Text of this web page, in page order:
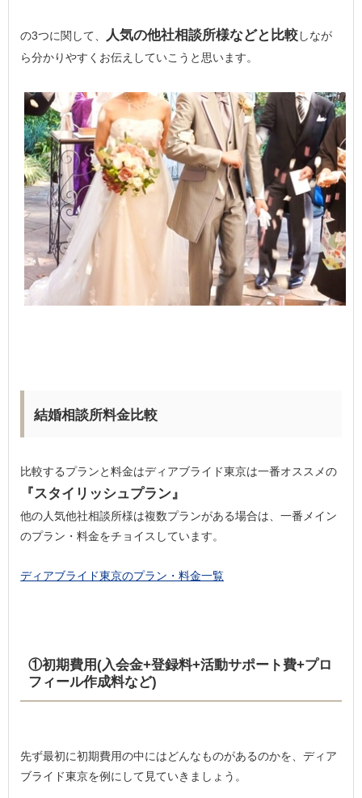
の3つに関して、 人気の他社相談所様などと比較しなが
ら分かりやすくお伝えしていこうと思います。
結婚相談所料金比較
比較するプランと料金はディアブライド東京は一番オススメの
『スタイリッシュプラン』
他の人気他社相談所様は複数プランがある場合は、一番メイン
のプラン・料金をチョイスしています。
ディアブライド東京のプラン・料金一覧
①初期費用(入会金+登録料+活動サポート費+プロ
フィール作成料など)
先ず最初に初期費用の中にはどんなものがあるのかを、ディア
ブライド東京を例にして見ていきましょう。